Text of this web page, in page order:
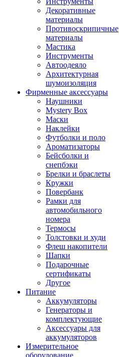
Декоративные
материалы
Противоскрипичные
материалы
Мастика
Инструменты
Автоодеяло
Архитектурная
шумоизоляция
Фирменные аксессуары
Наушники
Mystery Box
Маски
Наклейки
Футболки и поло
Ароматизаторы
Бейсболки и
снепбэки
Брелки и браслеты
Кружки
Повербанк
Рамки для
автомобильного
номера
Термосы
Толстовки и худи
Флеш накопители
Шапки
Подарочные
сертификаты
Другое
Питание
Аккумуляторы
Генераторы и
комплектующие
Аксессуары для
аккумуляторов
Измерительное
оборудование